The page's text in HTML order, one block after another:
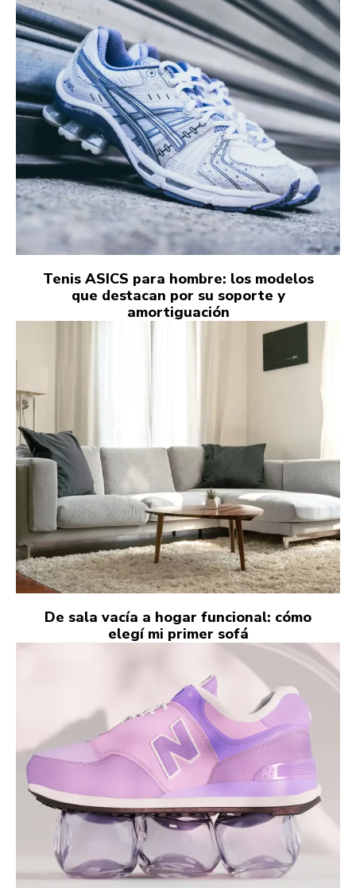
Tenis ASICS para hombre: los modelos
que destacan por su soporte y
amortiguación
De sala vacía a hogar funcional: cómo
elegí mi primer sofá